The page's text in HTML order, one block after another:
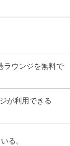
ラウンジを無料で
が利用できる
る。